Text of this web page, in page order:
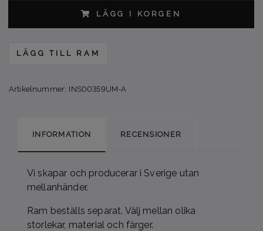
LÄGG I KORGEN
LÄGG TILL RAM
Artikelnummer: INS00359UM-A
INFORMATION RECENSIONER
Vi skapar och producerar i Sverige utan
mellanhänder.
Ram beställs separat. Välj mellan olika
storlekar, material och färger.